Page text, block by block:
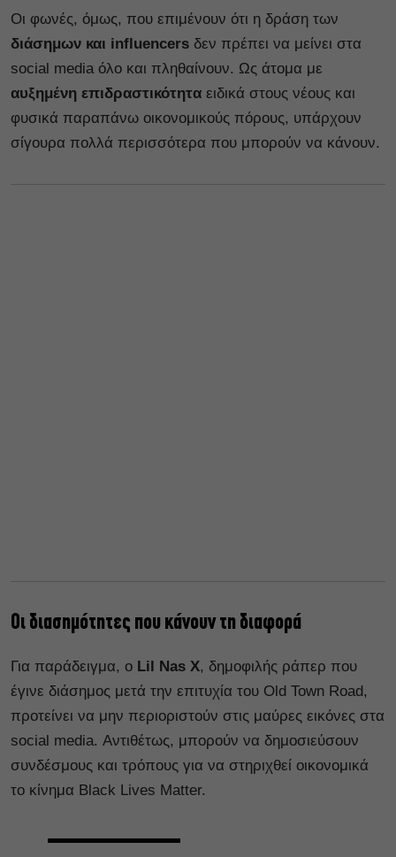
Οι φωνές, όμως, που επιμένουν ότι η δράση των
διάσημων και influencers δεν πρέπει να μείνει στα
social media όλο και πληθαίνουν. Ως άτομα με
αυξημένη επιδραστικότητα ειδικά στους νέους και
φυσικά παραπάνω οικονομικούς πόρους, υπάρχουν
σίγουρα πολλά περισσότερα που μπορούν να κάνουν.
Οι διασημότητες που κάνουν τη διαφορά
Για παράδειγμα, ο Lil Nas X, δημοφιλής ράπερ που
έγινε διάσημος μετά την επιτυχία του Old Town Road,
προτείνει να μην περιοριστούν στις μαύρες εικόνες στα
social media. Αντιθέτως, μπορούν να δημοσιεύσουν
συνδέσμους και τρόπους για να στηριχθεί οικονομικά
το κίνημα Black Lives Matter.